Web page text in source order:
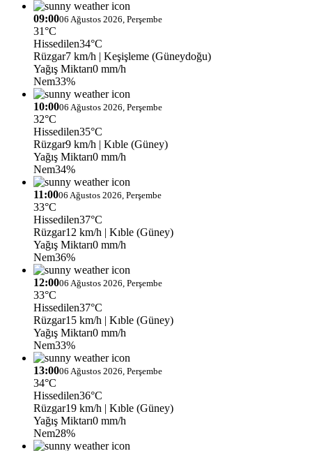
09:0006 Ağustos 2026, Perşembe
31°C
Hissedilen34°C
Rüzgar7 km/h | Keşişleme (Güneydoğu)
Yağış Miktarı0 mm/h
Nem33%
10:0006 Ağustos 2026, Perşembe
32°C
Hissedilen35°C
Rüzgar9 km/h | Kıble (Güney)
Yağış Miktarı0 mm/h
Nem34%
11:0006 Ağustos 2026, Perşembe
33°C
Hissedilen37°C
Rüzgar12 km/h | Kıble (Güney)
Yağış Miktarı0 mm/h
Nem36%
12:0006 Ağustos 2026, Perşembe
33°C
Hissedilen37°C
Rüzgar15 km/h | Kıble (Güney)
Yağış Miktarı0 mm/h
Nem33%
13:0006 Ağustos 2026, Perşembe
34°C
Hissedilen36°C
Rüzgar19 km/h | Kıble (Güney)
Yağış Miktarı0 mm/h
Nem28%